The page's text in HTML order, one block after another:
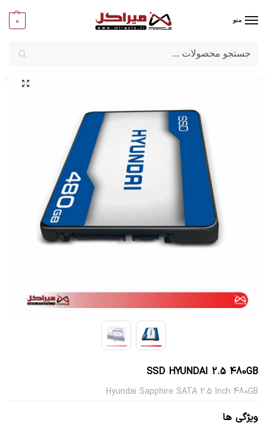
منو 0
میراکل/کامپیوتر/قطعات اصلی
SSD HYUNDAI 2.5 480GB
Hyundai Sapphire SATA 2.5 Inch 480GB
ویژگی ها